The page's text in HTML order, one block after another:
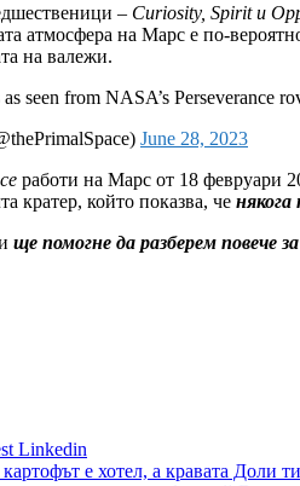
– Curiosity, Spirit и
атмосфера на Марс е по-
на валежи.
seen from NASA’s Perseverance
June 28, 2023
работи на Марс от 18 февруари
кратер, който показва, че
ще помогне да разберем повече
Linkedin
е хотел, а кравата Доли